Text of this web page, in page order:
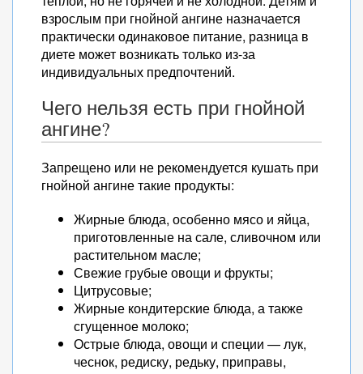
взрослым при гнойной ангине назначается
практически одинаковое питание, разница в
диете может возникать только из-за
индивидуальных предпочтений.
Чего нельзя есть при гнойной
ангине?
Запрещено или не рекомендуется кушать при
гнойной ангине такие продукты:
Жирные блюда, особенно мясо и яйца,
приготовленные на сале, сливочном или
растительном масле;
Свежие грубые овощи и фрукты;
Цитрусовые;
Жирные кондитерские блюда, а также
сгущенное молоко;
Острые блюда, овощи и специи — лук,
чеснок, редиску, редьку, приправы,